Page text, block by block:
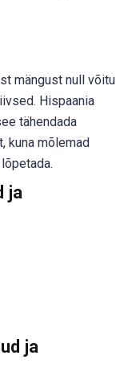
mängust null võitu
Hispaania
tähendada
kuna mõlemad
ja
ja